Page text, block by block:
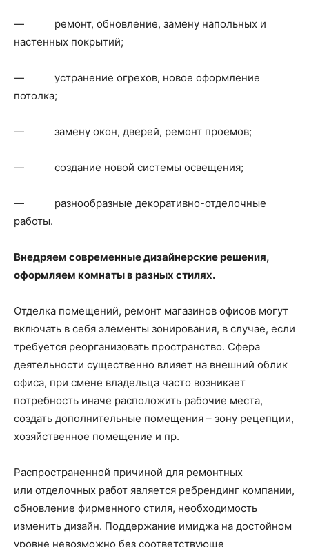
— ремонт, обновление, замену напольных и
настенных покрытий;
— устранение огрехов, новое оформление
потолка;
— замену окон, дверей, ремонт проемов;
— создание новой системы освещения;
— разнообразные декоративно-отделочные
работы.
Внедряем современные дизайнерские решения,
оформляем комнаты в разных стилях.
Отделка помещений, ремонт магазинов офисов могут
включать в себя элементы зонирования, в случае, если
требуется реорганизовать пространство. Сфера
деятельности существенно влияет на внешний облик
офиса, при смене владельца часто возникает
потребность иначе расположить рабочие места,
создать дополнительные помещения – зону рецепции,
хозяйственное помещение и пр.
Распространенной причиной для ремонтных
или отделочных работ является ребрендинг компании,
обновление фирменного стиля, необходимость
изменить дизайн. Поддержание имиджа на достойном
уровне невозможно без соответствующе